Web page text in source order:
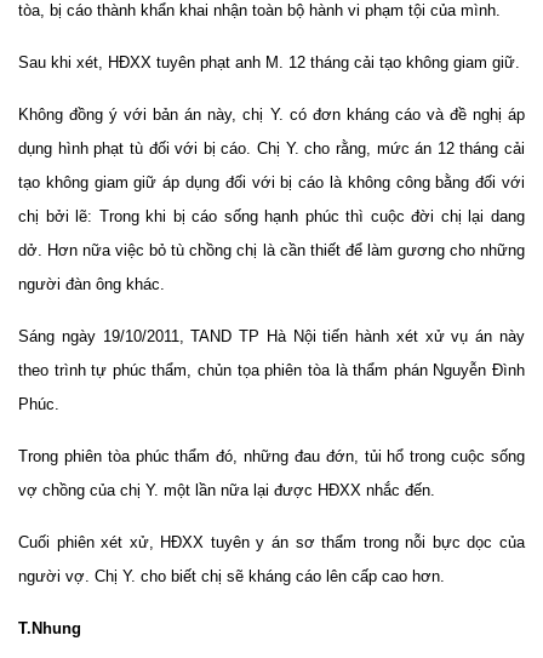
tòa, bị cáo thành khẩn khai nhận toàn bộ hành vi phạm tội của mình.
Sau khi xét, HĐXX tuyên phạt anh M. 12 tháng cải tạo không giam giữ.
Không đồng ý với bản án này, chị Y. có đơn kháng cáo và đề nghị áp
dụng hình phạt tù đối với bị cáo. Chị Y. cho rằng, mức án 12 tháng cải
tạo không giam giữ áp dụng đối với bị cáo là không công bằng đối với
chị bởi lẽ: Trong khi bị cáo sống hạnh phúc thì cuộc đời chị lại dang
dở. Hơn nữa việc bỏ tù chồng chị là cần thiết để làm gương cho những
người đàn ông khác.
Sáng ngày 19/10/2011, TAND TP Hà Nội tiến hành xét xử vụ án này
theo trình tự phúc thẩm, chủn tọa phiên tòa là thẩm phán Nguyễn Đình
Phúc.
Trong phiên tòa phúc thẩm đó, những đau đớn, tủi hổ trong cuộc sống
vợ chồng của chị Y. một lần nữa lại được HĐXX nhắc đến.
Cuối phiên xét xử, HĐXX tuyên y án sơ thẩm trong nỗi bực dọc của
người vợ. Chị Y. cho biết chị sẽ kháng cáo lên cấp cao hơn.
T.Nhung